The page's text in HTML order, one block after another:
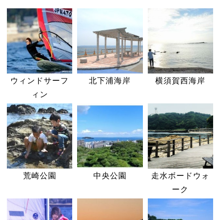
ウィンドサーフ
ィン
北下浦海岸 横須賀西海岸
荒崎公園 中央公園
走水ボードウォ
ーク